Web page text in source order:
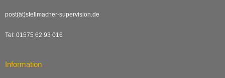
post(ät)stellmacher-supervision.de
Tel: 01575 62 93 016
Information